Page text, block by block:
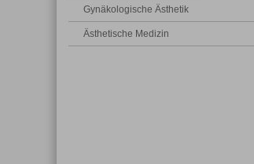
Gynäkologische Ästhetik
Ästhetische Medizin